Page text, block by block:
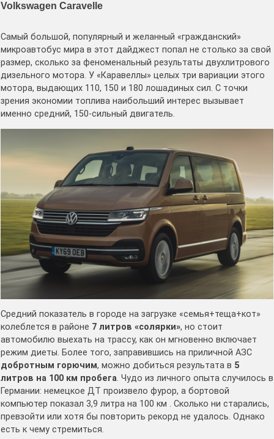
Volkswagen Caravelle
Самый большой, популярный и желанный «гражданский»
микроавтобус мира в этот дайджест попал не столько за свой
размер, сколько за феноменальный результаты двухлитрового
дизельного мотора. У «Каравеллы» целых три вариации этого
мотора, выдающих 110, 150 и 180 лошадиных сил. С точки
зрения экономии топлива наибольший интерес вызывает
именно средний, 150-сильный двигатель.
Средний показатель в городе на загрузке «семья+теща+кот»
колеблется в районе 7 литров «солярки», но стоит
автомобилю выехать на трассу, как он мгновенно включает
режим диеты. Более того, заправившись на приличной АЗС
добротным горючим, можно добиться результата в 5
литров на 100 км пробега. Чудо из личного опыта случилось в
Германии: немецкое ДТ произвело фурор, а бортовой
компьютер показал 3,9 литра на 100 км . Сколько ни старались,
превзойти или хотя бы повторить рекорд не удалось. Однако
есть к чему стремиться.